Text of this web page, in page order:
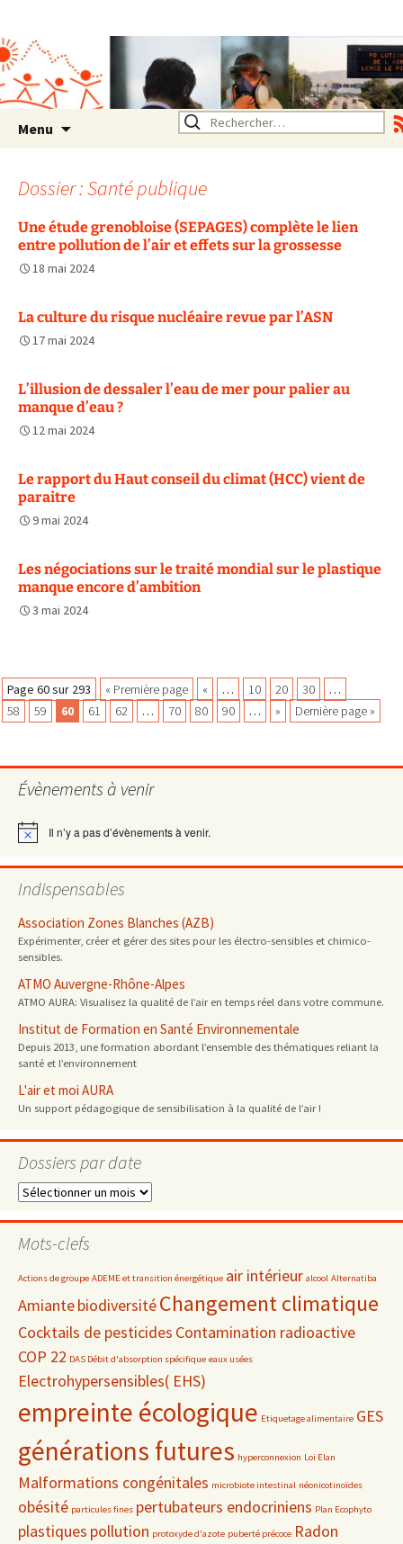
Rhône Alpes
Un environnement sain pour
la santé de tous
Menu Rechercher :
Dossier : Santé publique
Une étude grenobloise (SEPAGES) complète le lien
entre pollution de l’air et effets sur la grossesse
18 mai 2024
La culture du risque nucléaire revue par l’ASN
17 mai 2024
L’illusion de dessaler l’eau de mer pour palier au
manque d’eau ?
12 mai 2024
Le rapport du Haut conseil du climat (HCC) vient de
paraitre
9 mai 2024
Les négociations sur le traité mondial sur le plastique
manque encore d’ambition
3 mai 2024
Navigation
des
articles
Page 60 sur 293 « Première page « … 10 20 30
…
58
59 60 61 62 … 70 80 90 … » Dernière page »
Évènements à venir
Notice Il n’y a pas d’évènements à venir.
Indispensables
Association Zones Blanches (AZB)
Expérimenter, créer et gérer des sites pour les électro-sensibles et chimico-
sensibles.
ATMO Auvergne-Rhône-Alpes
ATMO AURA: Visualisez la qualité de l’air en temps réel dans votre commune.
Institut de Formation en Santé Environnementale
Depuis 2013, une formation abordant l’ensemble des thématiques reliant la
santé et l’environnement
L'air et moi AURA
Un support pédagogique de sensibilisation à la qualité de l’air !
Dossiers par date
Dossiers
date
Mots-clefs
Actions de groupe ADEME et transition énergétique air intérieur alcool Alternatiba
AmiantebiodiversitéChangement climatique
Cocktails de pesticides Contamination radioactive
COP 22 DAS Débit d'absorption spécifique eaux usées
Electrohypersensibles( EHS)
empreinte écologique Etiquetage alimentaire GES
générations futures hyperconnexion Loi Elan
Malformations congénitales microbiote intestinal néonicotinoïdes
obésité particules fines pertubateurs endocriniens Plan Ecophyto
plastiques pollution protoxyde d'azote puberté précoce Radon